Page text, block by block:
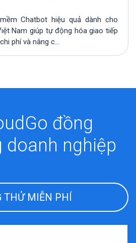
Chatbot hiệu quả dành cho
Nam giúp tự động hóa giao tiếp
phí và nâng c...
đồng
doanh nghiệp
THỬ MIỄN PHÍ